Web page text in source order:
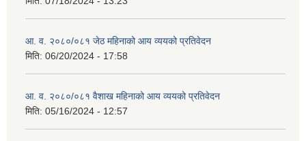
आ. व. २०८०/०८१ जेठ महिनाको आय व्ययको प्रतिवेदन
मिति: 06/20/2024 - 17:58
आ. व. २०८०/०८१ वैशाख महिनाको आय व्ययको प्रतिवेदन
मिति: 05/16/2024 - 12:57